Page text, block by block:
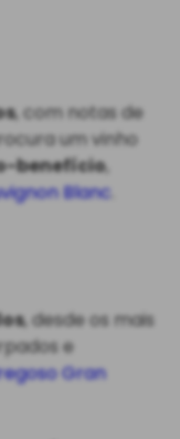
, com notas de
um vinho
benefício,
Blanc
, desde os mais
e
Gran